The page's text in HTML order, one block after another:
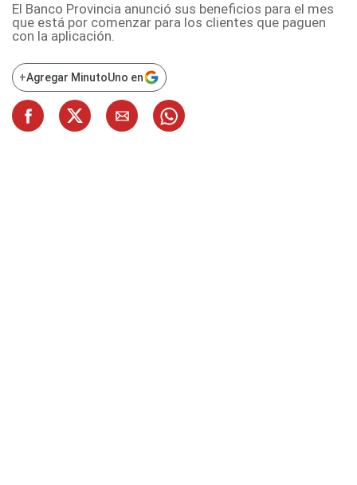
El Banco Provincia anunció sus beneficios para el mes
que está por comenzar para los clientes que paguen
con la aplicación.
+Agregar MinutoUno en